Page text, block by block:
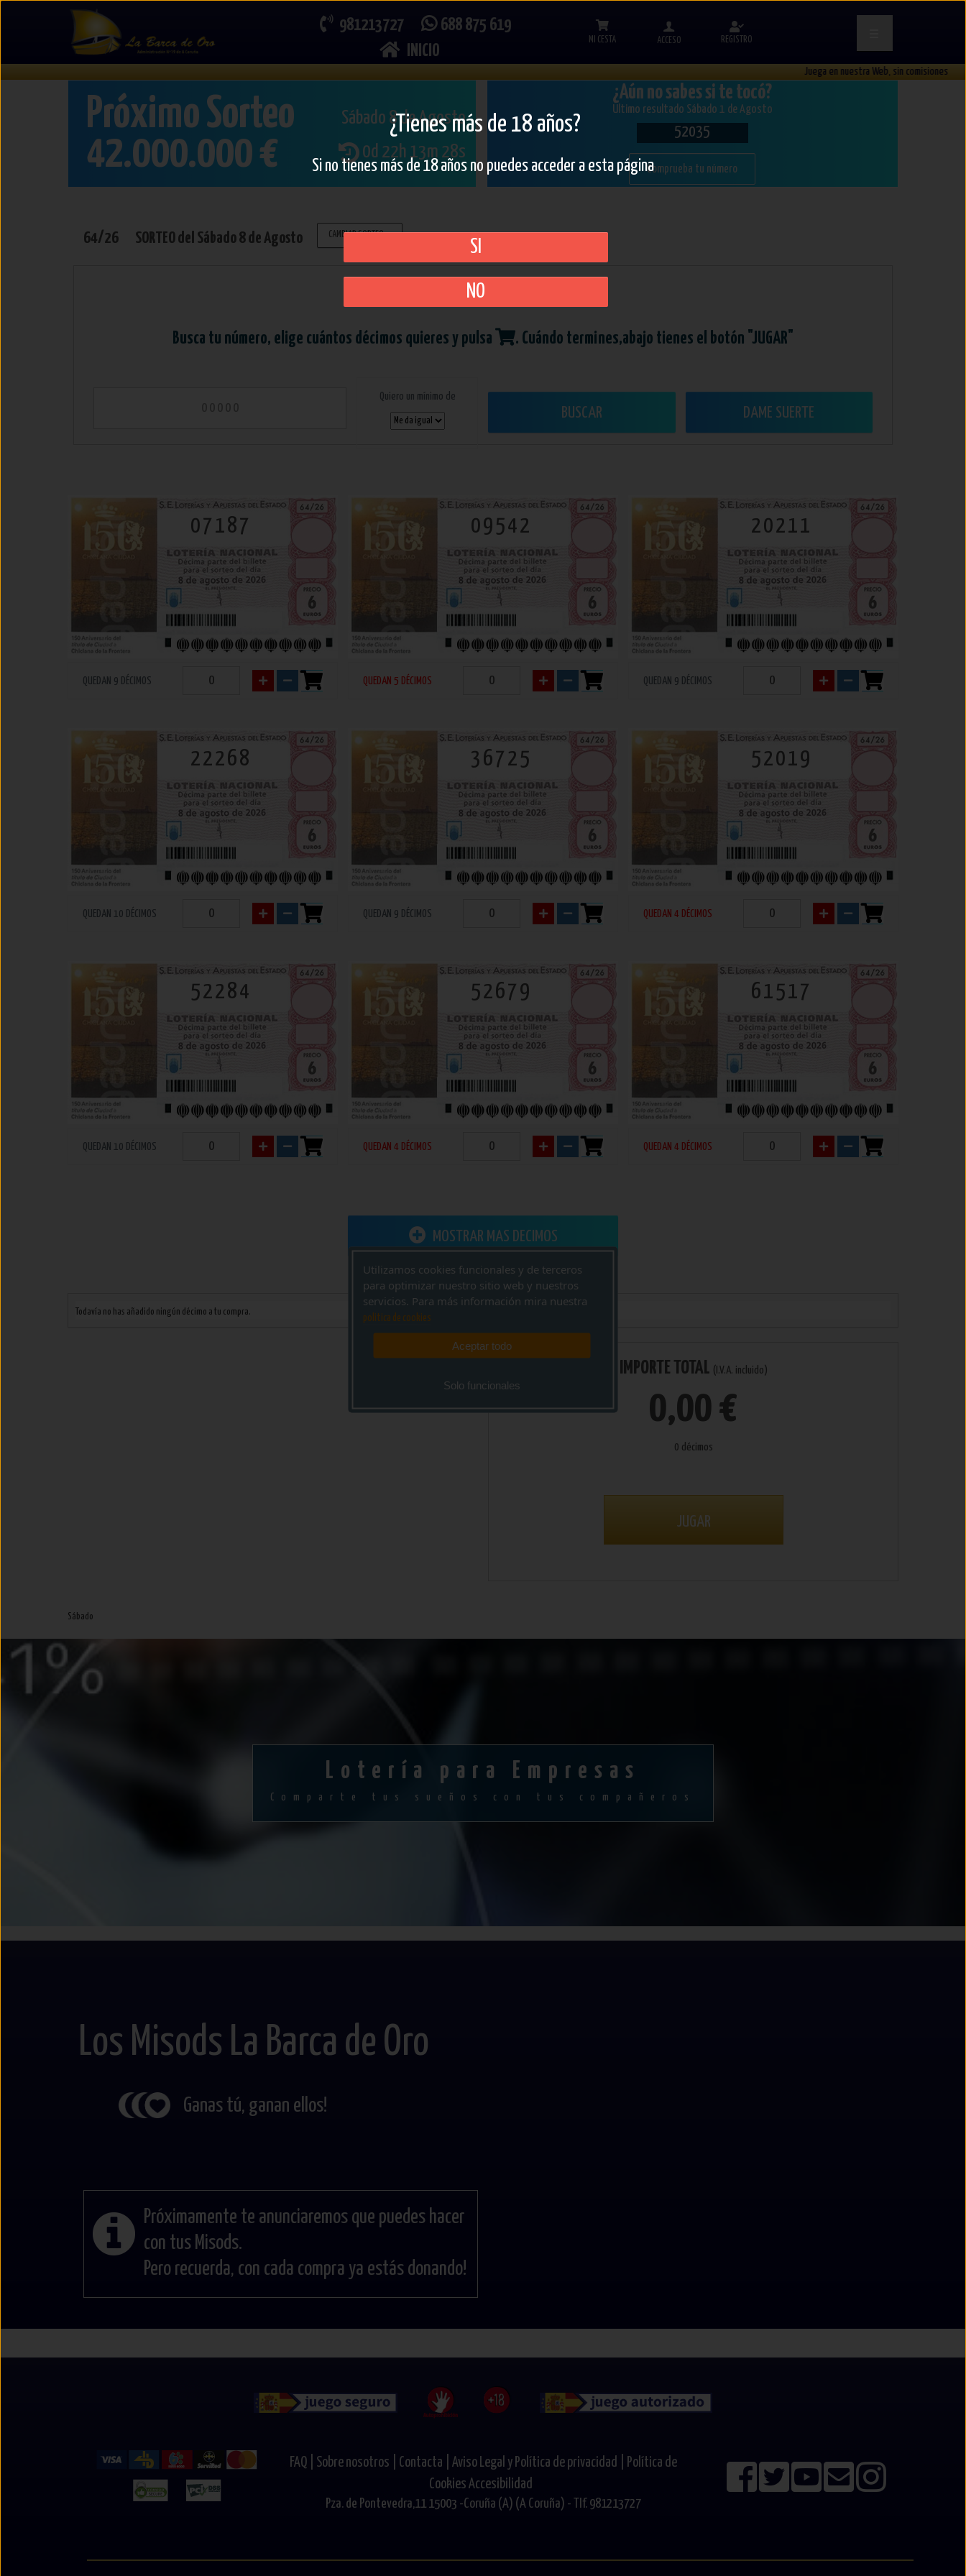
Sábado
981213727
688 875 619
INICIO
MI CESTA ACCESO REGISTRO
Juega en nuestra Web, sin comisiones
Próximo Sorteo
42.000.000 €
Sábado 8 de Agosto
0d 22h 13m 28s
¿Aún no sabes si te tocó?
Último resultado Sábado 1 de Agosto
52035
Comprueba tu número
64/26 SORTEO del Sábado8 de Agosto CAMBIAR SORTEO
Busca tu número soñado
Busca tu número, elige cuántos décimos quieres y pulsa . Cuándo termines,abajo tienes el botón "JUGAR"
Quiero un mínimo de
BUSCAR DAME SUERTE
07187
QUEDAN 9 DÉCIMOS
09542
QUEDAN 5 DÉCIMOS
20211
QUEDAN 9 DÉCIMOS
22268
QUEDAN 10 DÉCIMOS
36725
QUEDAN 9 DÉCIMOS
52019
QUEDAN 4 DÉCIMOS
52284
QUEDAN 10 DÉCIMOS
52679
QUEDAN 4 DÉCIMOS
61517
QUEDAN 4 DÉCIMOS
MOSTRAR MAS DECIMOS
Todavía no has añadido ningún décimo a tu compra.
IMPORTE TOTAL (I.V.A. incluido)
0,00 €
0 décimos
JUGAR
Sábado
Lotería para Empresas
Comparte tus sueños con tus compañeros
Los Misods La Barca de Oro
Ganas tú, ganan ellos!
Próximamente te anunciaremos que puedes hacer
con tus Misods.
Pero recuerda, con cada compra ya estás donando!
FAQ | Sobre nosotros | Contacta | Aviso Legal y Política de privacidad |
Política de
Cookies Accesibilidad
Pza. de Pontevedra,11 15003 -Coruña (A) (A Coruña) - Tlf. 981213727
Utilizamos cookies funcionales y de terceros
para optimizar nuestro sitio web y nuestros
servicios. Para más información mira nuestra
politica de cookies
Aceptar todo
Solo funcionales
¿Tienes más de 18 años?
Si no tienes más de 18 años no puedes acceder a esta página
SI
NO